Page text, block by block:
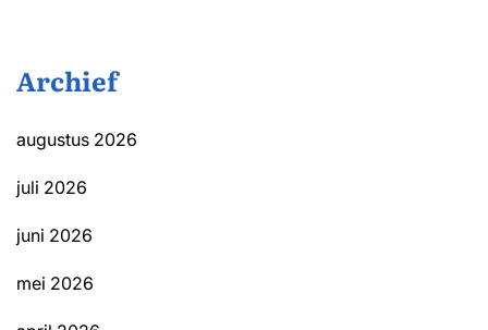
Archief
augustus 2026
juli 2026
juni 2026
mei 2026